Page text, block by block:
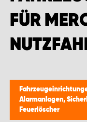
FÜR
Alarmanlagen,
Feuerlöscher